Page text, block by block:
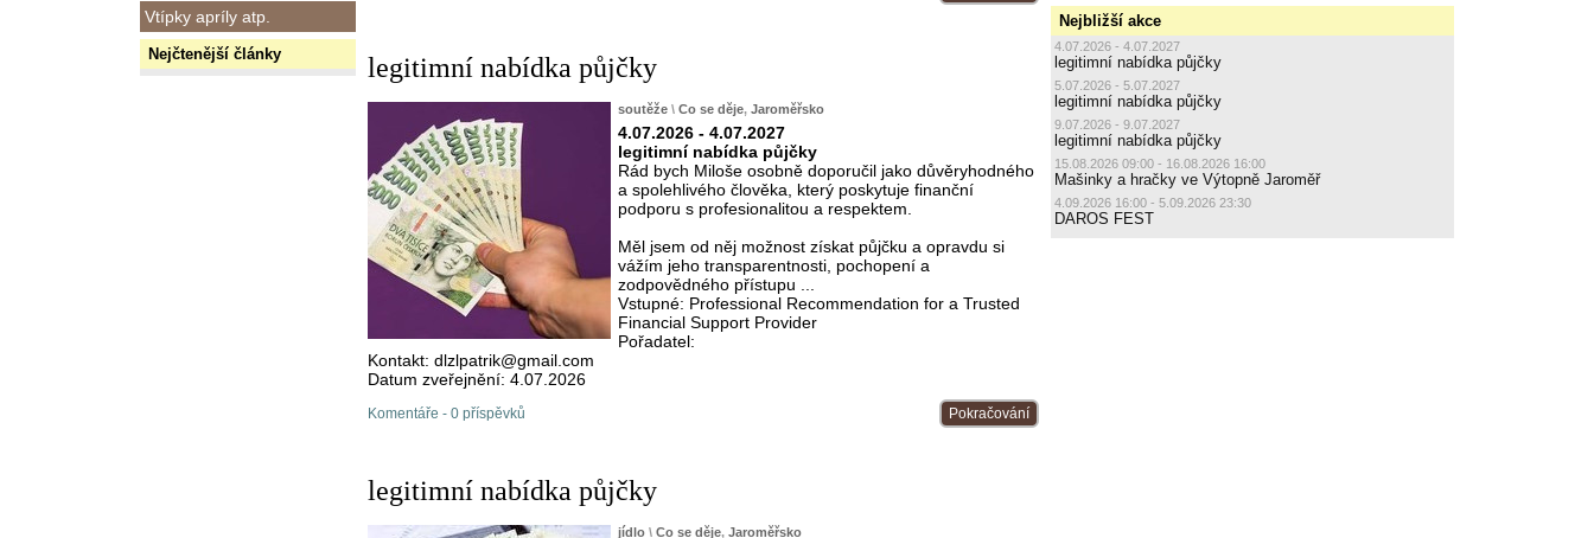
Vtípky apríly atp.
Nejčtenější články legitimní nabídka půjčky
soutěže \ Co se děje, Jaroměřsko
4.07.2026 - 4.07.2027
legitimní nabídka půjčky
Rád bych Miloše osobně doporučil jako důvěryhodného
a spolehlivého člověka, který poskytuje finanční
podporu s profesionalitou a respektem.
Měl jsem od něj možnost získat půjčku a opravdu si
vážím jeho transparentnosti, pochopení a
zodpovědného přístupu ...
Vstupné: Professional Recommendation for a Trusted
Financial Support Provider
Pořadatel:
Kontakt: dlzlpatrik@gmail.com
Datum zveřejnění: 4.07.2026
Pokračování
Komentáře - 0 příspěvků
legitimní nabídka půjčky
jídlo \ Co se děje, Jaroměřsko
Nejbližší akce
4.07.2026 - 4.07.2027
legitimní nabídka půjčky
5.07.2026 - 5.07.2027
legitimní nabídka půjčky
9.07.2026 - 9.07.2027
legitimní nabídka půjčky
15.08.2026 09:00 - 16.08.2026 16:00
Mašinky a hračky ve Výtopně Jaroměř
4.09.2026 16:00 - 5.09.2026 23:30
DAROS FEST